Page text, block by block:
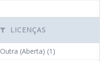
LICENÇAS
Outra (Aberta) (1)